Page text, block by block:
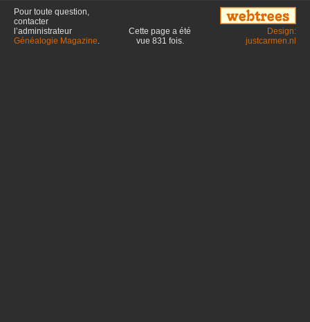
Pour toute question,
contacter
l’administrateur
Généalogie Magazine.
Cette page a été
vue 831 fois.
Design:
justcarmen.nl